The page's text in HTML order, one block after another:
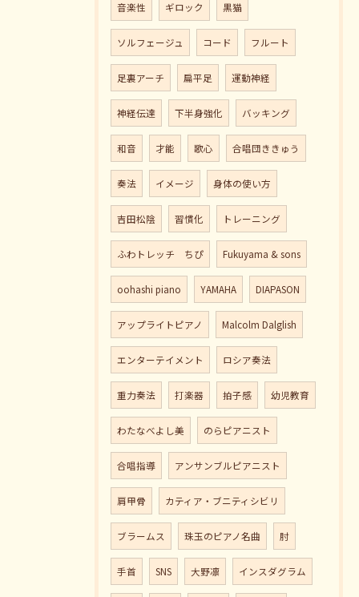
音楽性 ギロック 黒猫
ソルフェージュ コード フルート
足裏アーチ 扁平足 運動神経
神経伝達 下半身強化 バッキング
和音 才能 歌心 合唱団ききゅう
奏法 イメージ 身体の使い方
吉田松陰 習慣化 トレーニング
ふわトレッチ ちぴ Fukuyama & sons
oohashi piano YAMAHA DIAPASON
アップライトピアノ Malcolm Dalglish
エンターテイメント ロシア奏法
重力奏法 打楽器 拍子感 幼児教育
わたなべよし美 のらピアニスト
合唱指導 アンサンブルピアニスト
肩甲骨 カティア・ブニティシビリ
ブラームス 珠玉のピアノ名曲 肘
手首 SNS 大野凛 インスダグラム